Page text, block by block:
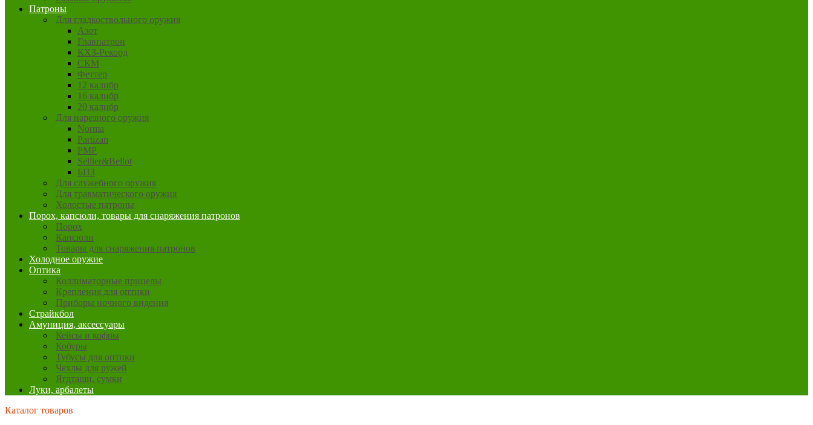
Патроны
Для гладкоствольного оружия
Азот
Главпатрон
КХЗ-Рекорд
СКМ
Феттер
12 калибр
16 калибр
20 калибр
Для нарезного оружия
Norma
Partizan
PMP
Sellier&Bellot
БПЗ
Для служебного оружия
Для травматического оружия
Холостые патроны
Порох, капсюли, товары для снаряжения патронов
Порох
Капсюли
Товары для снаряжения патронов
Холодное оружие
Оптика
Коллиматорные прицелы
Крепления для оптики
Приборы ночного видения
Страйкбол
Амуниция, аксессуары
Кейсы и кофры
Кобуры
Тубусы для оптики
Чехлы для ружей
Ягдташи, сумки
Луки, арбалеты
Каталог товаров